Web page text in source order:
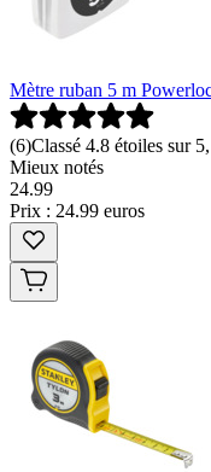
Mètre ruban 5 m
(6)Classé 4.8 étoiles sur
Mieux notés
24.99
Prix : 24.99 euros